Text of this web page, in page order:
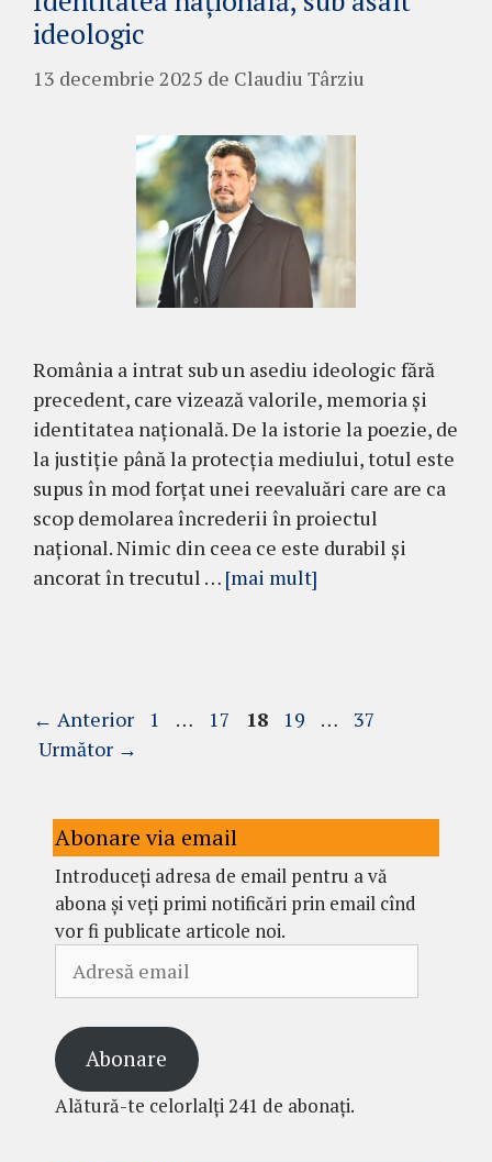
ideologic
13 decembrie 2025 de Claudiu Târziu
România a intrat sub un asediu ideologic fără
precedent, care vizează valorile, memoria și
identitatea națională. De la istorie la poezie, de
la justiție până la protecția mediului, totul este
supus în mod forțat unei reevaluări care are ca
scop demolarea încrederii în proiectul
național. Nimic din ceea ce este durabil și
ancorat în trecutul … [mai mult]
← Anterior Pagina
1 … Pagina
17 Pagina
18 Pagina
19 … Pagina
37
Următor →
Abonare via email
Introduceți adresa de email pentru a vă
abona și veți primi notificări prin email cînd
vor fi publicate articole noi.
email
Abonare
Alătură-te celorlalți 241 de abonați.